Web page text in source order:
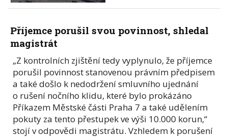
Příjemce porušil svou povinnost, shledal
magistrát
„Z kontrolních zjištění tedy vyplynulo, že příjemce
porušil povinnost stanovenou právním předpisem
a také došlo k nedodržení smluvního ujednání
o rušení nočního klidu, které bylo prokázáno
Příkazem Městské části Praha 7 a také udělením
pokuty za tento přestupek ve výši 10.000 korun,“
stojí v odpovědi magistrátu. Vzhledem k porušení